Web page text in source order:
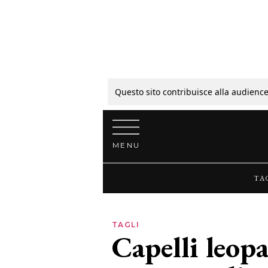
Questo sito contribuisce alla
Vai al contenuto
MENU
TAGLI
Capelli